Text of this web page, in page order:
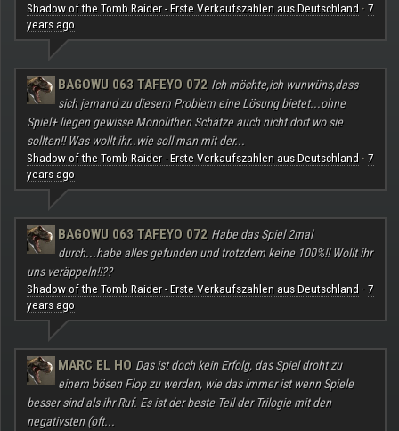
Shadow of the Tomb Raider - Erste Verkaufszahlen aus Deutschland · 7
years ago
BAGOWU 063 TAFEYO 072 Ich möchte,ich wunwüns,dass
sich jemand zu diesem Problem eine Lösung bietet...ohne
Spiel+ liegen gewisse Monolithen Schätze auch nicht dort wo sie
sollten!! Was wollt ihr..wie soll man mit der...
Shadow of the Tomb Raider - Erste Verkaufszahlen aus Deutschland · 7
years ago
BAGOWU 063 TAFEYO 072 Habe das Spiel 2mal
durch...habe alles gefunden und trotzdem keine 100%!! Wollt ihr
uns veräppeln!!??
Shadow of the Tomb Raider - Erste Verkaufszahlen aus Deutschland · 7
years ago
MARC EL HO Das ist doch kein Erfolg, das Spiel droht zu
einem bösen Flop zu werden, wie das immer ist wenn Spiele
besser sind als ihr Ruf. Es ist der beste Teil der Trilogie mit den
negativsten (oft...